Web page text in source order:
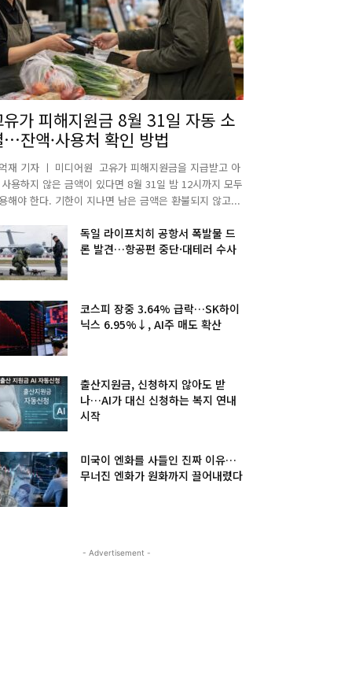
유가 피해지원금 8월 31일 자동 소
잔액·사용처 확인 방법
재 기자 ㅣ 미디어원 고유가 피해지원금을 지급받고 아
용하지 않은 금액이 있다면 8월 31일 밤 12시까지 모두
해야 한다. 기한이 지나면 남은 금액은 환불되지 않고...
독일 라이프치히 공항서 폭발물 드
론 발견…항공편 중단·대테러 수사
코스피 장중 3.64% 급락…SK하이
닉스 6.95%↓, AI주 매도 확산
출산지원금, 신청하지 않아도 받
나…AI가 대신 신청하는 복지 연내
시작
미국이 엔화를 사들인 진짜 이유…
무너진 엔화가 원화까지 끌어내렸다
- Advertisement -